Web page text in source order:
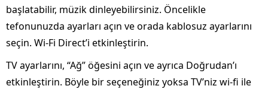
başlatabilir, müzik dinleyebilirsiniz. Öncelikle
tefonunuzda ayarları açın ve orada kablosuz ayarlarını
seçin. Wi-Fi Direct’i etkinleştirin.
TV ayarlarını, “Ağ” öğesini açın ve ayrıca Doğrudan’ı
etkinleştirin. Böyle bir seçeneğiniz yoksa TV’niz wi-fi ile